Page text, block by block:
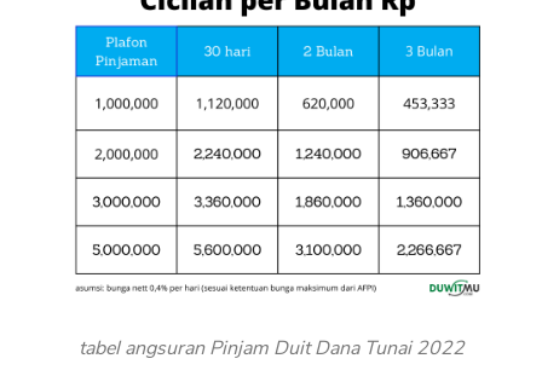
tabel angsuran Pinjam Duit Dana Tunai 2022